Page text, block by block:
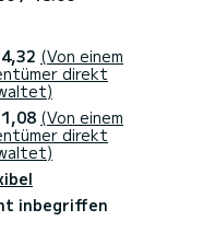
(Von einem
direkt
(Von einem
direkt
inbegriffen